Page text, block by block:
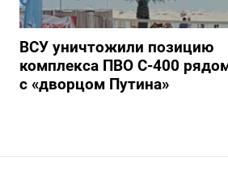
ВСУ уничтожили позицию
комплекса ПВО С-400
с «дворцом Путина»